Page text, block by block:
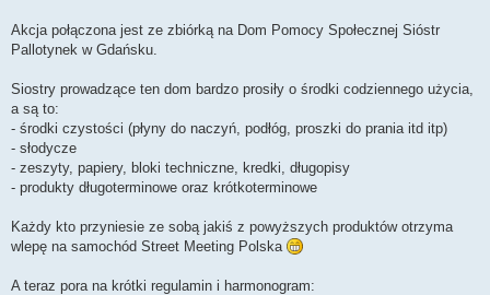
Akcja połączona jest ze zbiórką na Dom Pomocy Społecznej Sióstr
Pallotynek w Gdańsku.
Siostry prowadzące ten dom bardzo prosiły o środki codziennego użycia,
a są to:
- środki czystości (płyny do naczyń, podłóg, proszki do prania itd itp)
- słodycze
- zeszyty, papiery, bloki techniczne, kredki, długopisy
- produkty długoterminowe oraz krótkoterminowe
Każdy kto przyniesie ze sobą jakiś z powyższych produktów otrzyma
wlepę na samochód Street Meeting Polska
A teraz pora na krótki regulamin i harmonogram: